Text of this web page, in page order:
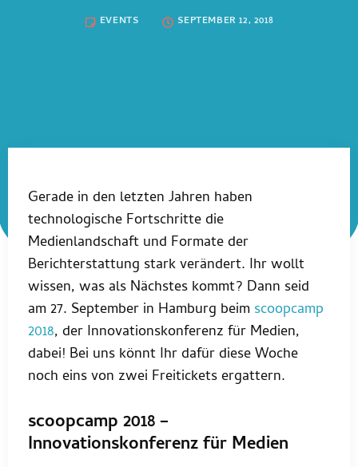
EVENTS SEPTEMBER 12, 2018
Gerade in den letzten Jahren haben
technologische Fortschritte die
Medienlandschaft und Formate der
Berichterstattung stark verändert. Ihr wollt
wissen, was als Nächstes kommt? Dann seid
am 27. September in Hamburg beim scoopcamp
2018, der Innovationskonferenz für Medien,
dabei! Bei uns könnt Ihr dafür diese Woche
noch eins von zwei Freitickets ergattern.
scoopcamp 2018 –
Innovationskonferenz für Medien